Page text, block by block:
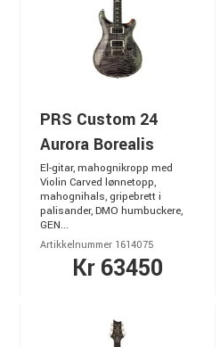
PRS Custom 24
Aurora Borealis
El-gitar, mahognikropp med
Violin Carved lønnetopp,
mahognihals, gripebrett i
palisander, DMO humbuckere,
GEN...
Artikkelnummer 1614075
Kr 63450